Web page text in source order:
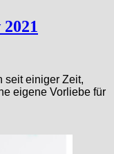
seit einiger Zeit,
eigene Vorliebe für